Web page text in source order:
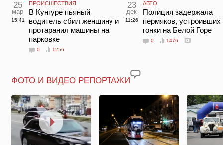
25
мар
15:41
ПРОИСШЕСТВИЯ
В Кунгуре пьяный
водитель сбил женщину и
протаранил машины на
парковке
0 1256
23
дек
11:26
АВТО
Полиция задержала
пермяков, устроивших
гонки на Белой Горе
0 1476
ФОТО И ВИДЕО РЕПОРТАЖИ